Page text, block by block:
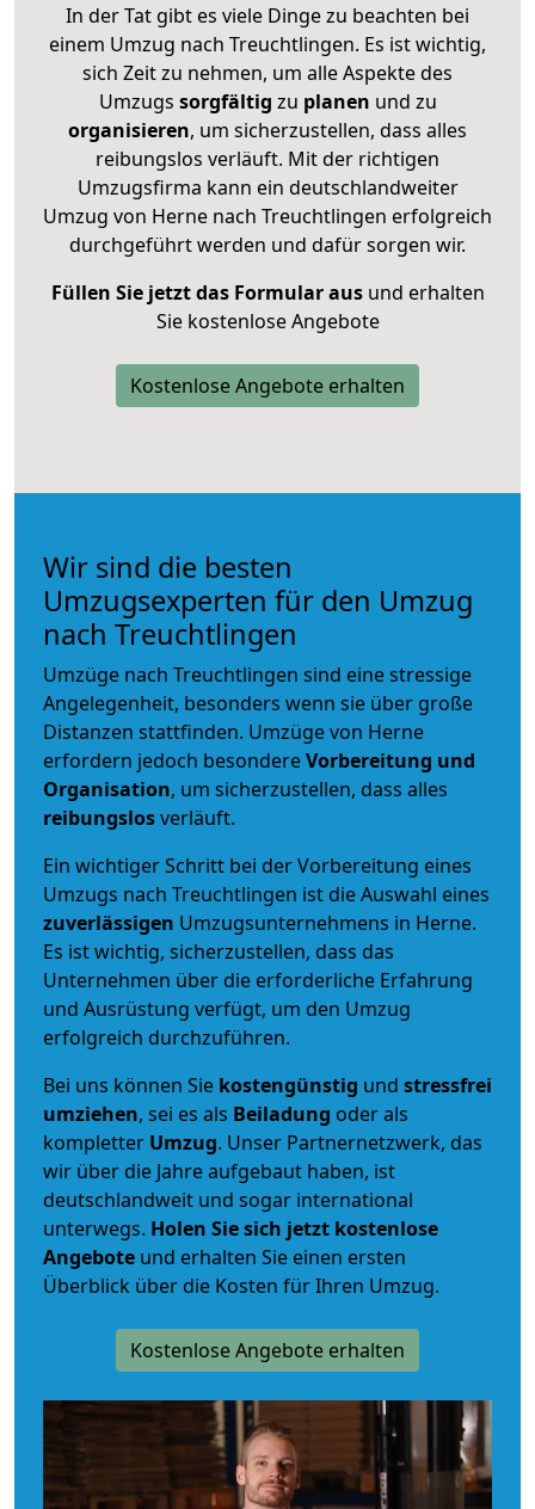
In der Tat gibt es viele Dinge zu beachten bei
einem Umzug nach Treuchtlingen. Es ist wichtig,
sich Zeit zu nehmen, um alle Aspekte des
Umzugs sorgfältig zu planen und zu
organisieren, um sicherzustellen, dass alles
reibungslos verläuft. Mit der richtigen
Umzugsfirma kann ein deutschlandweiter
Umzug von Herne nach Treuchtlingen erfolgreich
durchgeführt werden und dafür sorgen wir.
Füllen Sie jetzt das Formular ausund erhalten
Sie kostenlose Angebote
Kostenlose Angebote erhalten
Wir sind die besten
Umzugsexperten für den Umzug
nach Treuchtlingen
Umzüge nach Treuchtlingen sind eine stressige
Angelegenheit, besonders wenn sie über große
Distanzen stattfinden. Umzüge von Herne
erfordern jedoch besondereVorbereitung und
Organisation, um sicherzustellen, dass alles
reibungslosverläuft.
Ein wichtiger Schritt bei der Vorbereitung eines
Umzugs nach Treuchtlingen ist die Auswahl eines
zuverlässigen Umzugsunternehmens in Herne.
Es ist wichtig, sicherzustellen, dass das
Unternehmen über die erforderliche Erfahrung
und Ausrüstung verfügt, um den Umzug
erfolgreich durchzuführen.
Bei uns können Sie kostengünstig und stressfrei
umziehen, sei es als Beiladung oder als
kompletter Umzug. Unser Partnernetzwerk, das
wir über die Jahre aufgebaut haben, ist
deutschlandweit und sogar international
unterwegs. Holen Sie sich jetzt kostenlose
Angebote und erhalten Sie einen ersten
Überblick über die Kosten für Ihren Umzug.
Kostenlose Angebote erhalten